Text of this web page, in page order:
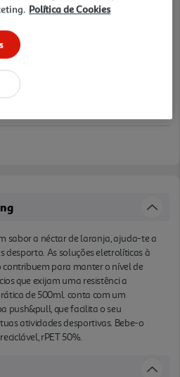
sabor a néctar de laranja, ajuda-te a
desporto. As soluções eletrolíticas à
contribuem para manter o nível de
que exijam uma resistênci a
de 500ml. conta com um
push&pull, que facilita o seu
atividades desportivas. Bebe-o
rPET 50%.
Política de Cookies